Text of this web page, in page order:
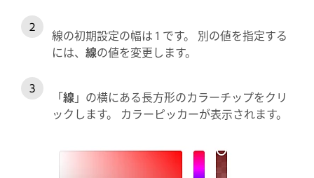
線の初期設定の幅は 1 です。 別の値を指定する
には、 線の値を変更します。
「線」の横にある長方形のカラーチップをクリ
ックします。 カラーピッカーが表示されます。